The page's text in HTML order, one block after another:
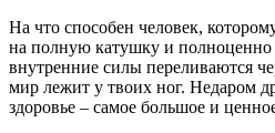
На что способен человек,
на полную катушку и полноценно
внутренние силы переливаются
мир лежит у твоих ног. Недаром
здоровье – самое большое и